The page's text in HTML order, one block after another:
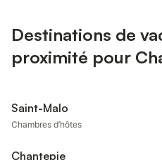
Destinations de
proximité pour
Saint-Malo
Chambres d’hôtes
Chantepie